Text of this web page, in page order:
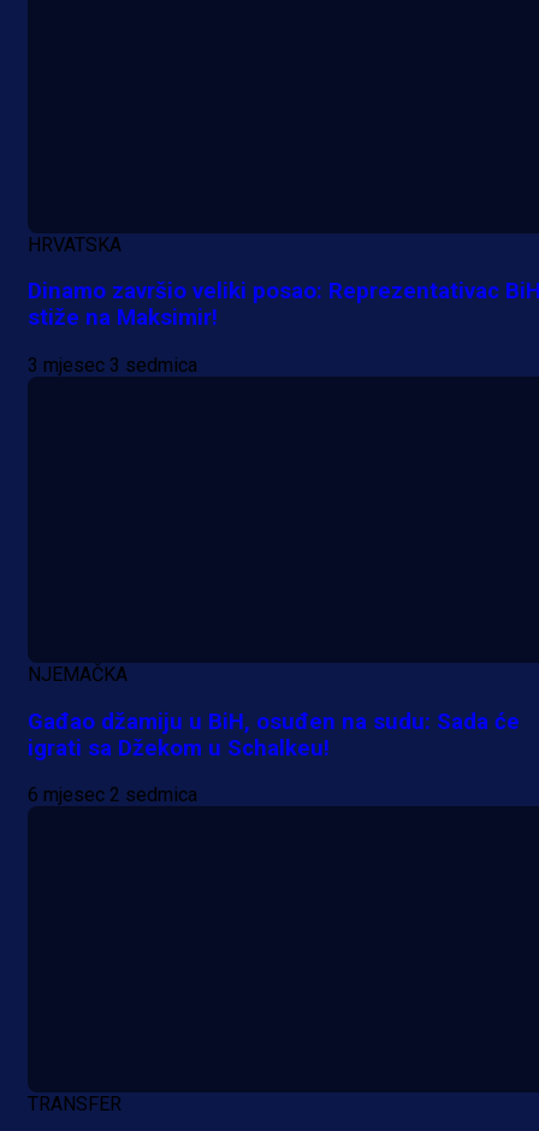
HRVATSKA
Dinamo završio veliki posao: Reprezentativac
stiže na Maksimir!
3 mjesec 3 sedmica
NJEMAČKA
Gađao džamiju u BiH, osuđen na sudu: Sada će
igrati sa Džekom u Schalkeu!
6 mjesec 2 sedmica
TRANSFER